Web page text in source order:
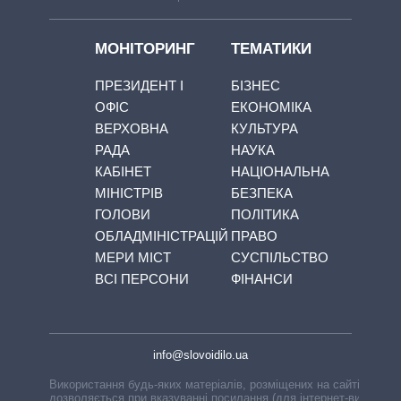
МОНІТОРИНГ
ПРЕЗИДЕНТ І
ОФІС
ВЕРХОВНА
РАДА
КАБІНЕТ
МІНІСТРІВ
ГОЛОВИ
ОБЛАДМІНІСТРАЦІЙ
МЕРИ МІСТ
ВСІ ПЕРСОНИ
ТЕМАТИКИ
БІЗНЕС
ЕКОНОМІКА
КУЛЬТУРА
НАУКА
НАЦІОНАЛЬНА
БЕЗПЕКА
ПОЛІТИКА
ПРАВО
СУСПІЛЬСТВО
ФІНАНСИ
info@slovoidilo.ua
Використання будь-яких матеріалів, розміщених на сайті,
дозволяється при вказуванні посилання (для інтернет-видань